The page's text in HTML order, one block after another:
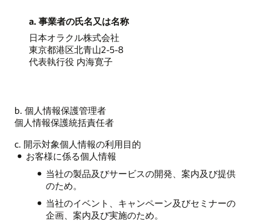
a. 事業者の氏名又は名称
日本オラクル株式会社
東京都港区北青山2-5-8
代表執行役 内海寛子
b. 個人情報保護管理者
個人情報保護統括責任者
c. 開示対象個人情報の利用目的
お客様に係る個人情報
当社の製品及びサービスの開発、案内及び提供
のため。
当社のイベント、キャンペーン及びセミナーの
企画、案内及び実施のため。